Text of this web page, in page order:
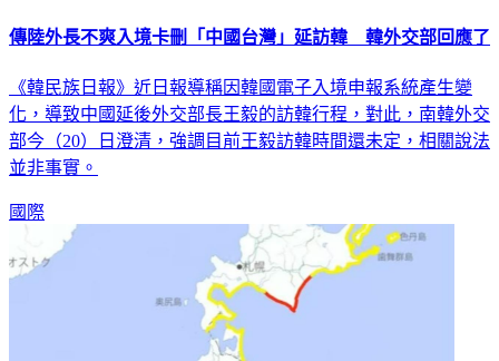
傳陸外長不爽入境卡刪「中國台灣」延訪韓 韓外交部回應了
《韓民族日報》近日報導稱因韓國電子入境申報系統產生變
化，導致中國延後外交部長王毅的訪韓行程，對此，南韓外交
部今（20）日澄清，強調目前王毅訪韓時間還未定，相關說法
並非事實。
國際